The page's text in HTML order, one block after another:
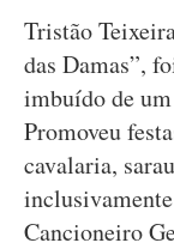
Tristão
das Damas”,
imbuído de
Promoveu
cavalaria,
Cancioneiro